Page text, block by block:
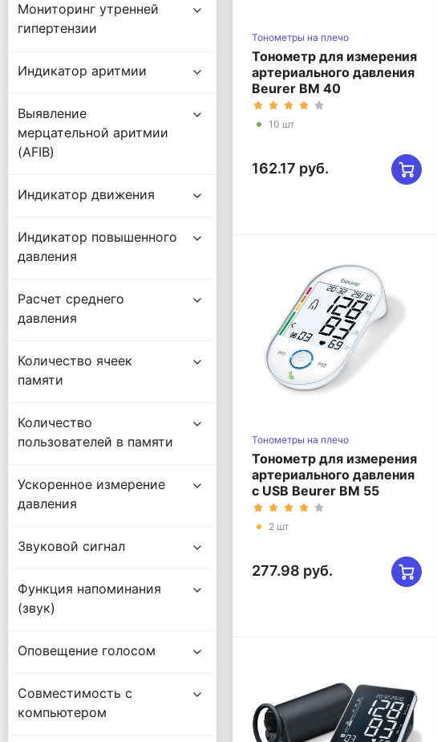
Тонометры на плечо
Тонометр для измерения
артериального давления
Beurer BM 40
10 шт
162.17 руб.
Тонометры на плечо
Тонометр для измерения
артериального давления
c USB Beurer BM 55
2 шт
277.98 руб.
Мониторинг утренней
гипертензии
Индикатор аритмии
Выявление
мерцательной аритмии
(AFIB)
Индикатор движения
Индикатор повышенного
давления
Расчет среднего
давления
Количество ячеек
памяти
Количество
пользователей в памяти
Ускоренное измерение
давления
Звуковой сигнал
Функция напоминания
(звук)
Оповещение голосом
Совместимость с
компьютером